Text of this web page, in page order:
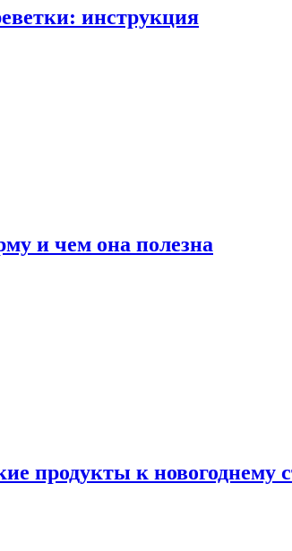
инструкция
и чем она полезна
продукты к новогоднему